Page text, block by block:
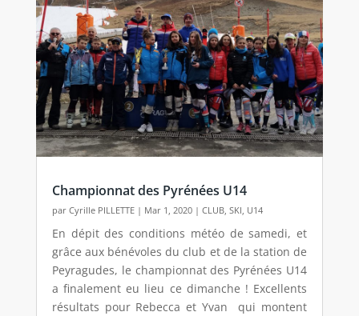
Championnat des Pyrénées U14
par Cyrille PILLETTE| Mar 1, 2020| CLUB, SKI, U14
En dépit des conditions météo de samedi, et
grâce aux bénévoles du club et de la station de
Peyragudes, le championnat des Pyrénées U14
a finalement eu lieu ce dimanche ! Excellents
résultats pour Rebecca et Yvan qui montent